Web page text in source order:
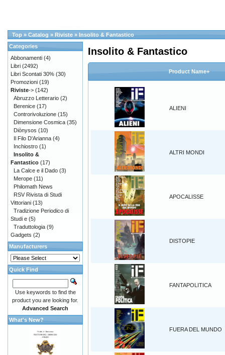
Top » Catalog » Riviste » Insolito & Fantastico
Insolito & Fantastico
Product Name+
ALIENI
ALTRI MONDI
APOCALISSE
DISTOPIE
FANTAPOLITICA
FUERA DEL MUNDO
Categories
Abbonamenti (4)
Libri (2492)
Libri Scontati 30% (30)
Promozioni (19)
Riviste-> (142)
Abruzzo Letterario (2)
Berenice (17)
Controrivoluzione (15)
Dimensione Cosmica (35)
Diònysos (10)
Il Filo D'Arianna (4)
Inchiostro (1)
Insolito &
Fantastico (17)
La Calce e il Dado (3)
Merope (11)
Philomath News
RSV Rivista di Studi
Vittoriani (13)
Tradizione Periodico di
Studi e (5)
Traduttologia (9)
Gadgets (2)
Manufacturers
Quick Find
Use keywords to find the
product you are looking for.
Advanced Search
What's New?